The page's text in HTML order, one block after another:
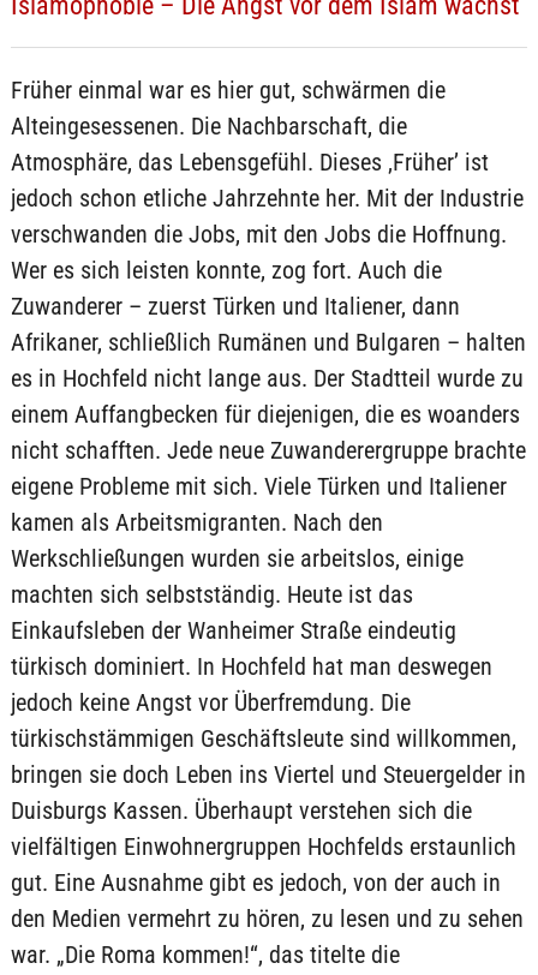
Früher einmal war es hier gut, schwärmen die
Alteingesessenen. Die Nachbarschaft, die
Atmosphäre, das Lebensgefühl. Dieses ‚Früher’ ist
jedoch schon etliche Jahrzehnte her. Mit der Industrie
verschwanden die Jobs, mit den Jobs die Hoffnung.
Wer es sich leisten konnte, zog fort. Auch die
Zuwanderer – zuerst Türken und Italiener, dann
Afrikaner, schließlich Rumänen und Bulgaren – halten
es in Hochfeld nicht lange aus. Der Stadtteil wurde zu
einem Auffangbecken für diejenigen, die es woanders
nicht schafften. Jede neue Zuwanderergruppe brachte
eigene Probleme mit sich. Viele Türken und Italiener
kamen als Arbeitsmigranten. Nach den
Werkschließungen wurden sie arbeitslos, einige
machten sich selbstständig. Heute ist das
Einkaufsleben der Wanheimer Straße eindeutig
türkisch dominiert. In Hochfeld hat man deswegen
jedoch keine Angst vor Überfremdung. Die
türkischstämmigen Geschäftsleute sind willkommen,
bringen sie doch Leben ins Viertel und Steuergelder in
Duisburgs Kassen. Überhaupt verstehen sich die
vielfältigen Einwohnergruppen Hochfelds erstaunlich
gut. Eine Ausnahme gibt es jedoch, von der auch in
den Medien vermehrt zu hören, zu lesen und zu sehen
war. „Die Roma kommen!“, das titelte die